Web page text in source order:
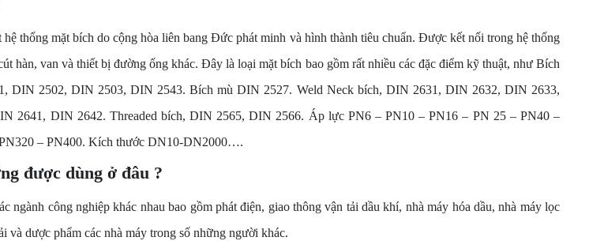
thống mặt bích do cộng hòa liên bang Đức phát minh và hình thành tiêu chuẩn. Được kết nối trong hệ thống
hàn, van và thiết bị đường ống khác. Đây là loại mặt bích bao gồm rất nhiều các đặc điểm kỹ thuật, như Bích
DIN 2502, DIN 2503, DIN 2543. Bích mù DIN 2527. Weld Neck bích, DIN 2631, DIN 2632, DIN 2633,
2641, DIN 2642. Threaded bích, DIN 2565, DIN 2566. Áp lực PN6 – PN10 – PN16 – PN 25 – PN40 –
– PN400. Kích thước DN10-DN2000….
được dùng ở đâu ?
ngành công nghiệp khác nhau bao gồmphát điện, giao thông vận tải dầu khí, nhà máy hóa dầu, nhà máy lọc
và dược phẩm các nhà máy trong số những người khác.